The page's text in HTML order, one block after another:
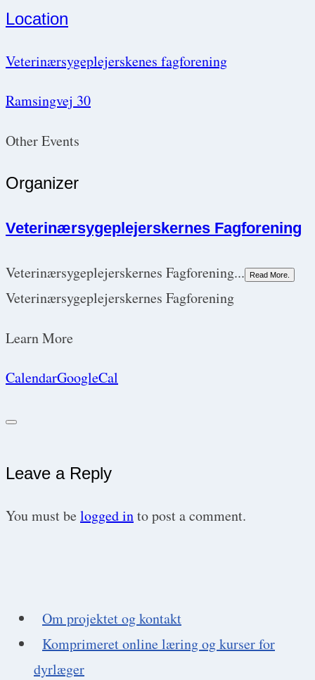
Location
Veterinærsygeplejerskenes fagforening
Ramsingvej 30
Other Events
Organizer
Veterinærsygeplejerskernes Fagforening
Veterinærsygeplejerskernes Fagforening... Read More.
Veterinærsygeplejerskernes Fagforening
Learn More
CalendarGoogleCal
Leave a Reply
You must belogged into post a comment.
Om projektet og kontakt
Komprimeret online læring og kurser for
dyrlæger